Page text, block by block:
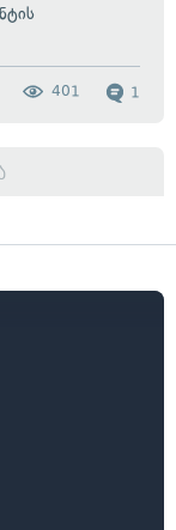
1
401